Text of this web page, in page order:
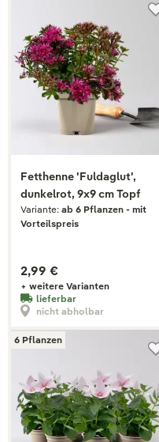
Fetthenne 'Fuldaglut',
dunkelrot, 9x9 cm Topf
Variante: ab 6 Pflanzen - mit
Vorteilspreis
2,99 €
+ weitere Varianten
lieferbar
nicht abholbar
6 Pflanzen